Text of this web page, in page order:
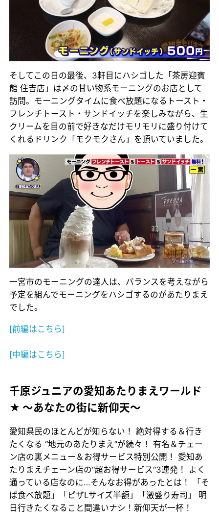
そしてこの日の最後、3軒目にハシゴした「茶房迎賓
館 住吉店」は〆の甘い物系モーニングのお店として
訪問。モーニングタイムに食べ放題になるトースト・
フレンチトースト・サンドイッチを楽しみながら、生
クリームを目の前で好きなだけモリモリに盛り付けて
くれるドリンク「モクモクさん」を頂いていました。
一宮市のモーニングの達人は、バランスを考えながら
予定を組んでモーニングをハシゴするのがあたりまえ
でした。
[前編はこちら]
[中編はこちら]
千原ジュニアの愛知あたりまえワールド
★ ～あなたの街に新仰天～
愛知県民のほとんどが知らない！ 絶対得する＆行き
たくなる “地元のあたりまえ”が続々！ 有名＆チェー
ン店の裏メニュー＆お得サービス特別公開！ 愛知あ
たりまえチェーン店の“超お得サービス“3連発！ よく
通っている店なのに…そんなお得があったとは！ 「そ
ば食べ放題」「ピザLサイズ半額」「激盛り寿司」 明
日行きたくなること間違いナシ！新仰天が一杯！